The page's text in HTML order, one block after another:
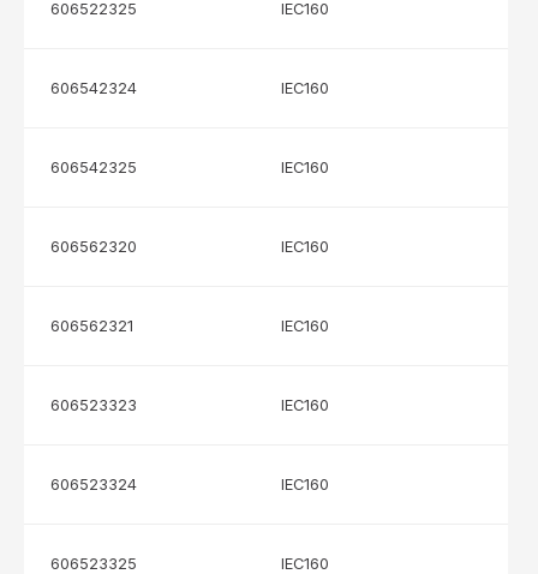
606522325 IEC160
606542324 IEC160
606542325 IEC160
606562320 IEC160
606562321 IEC160
606523323 IEC160
606523324 IEC160
606523325 IEC160